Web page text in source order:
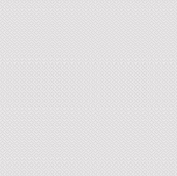
管 16Mn低合金管|16Mn合…